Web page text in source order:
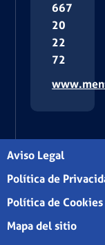
667
20
22
72
Aviso Legal
Política de
Política de Cookies
Mapa del sitio